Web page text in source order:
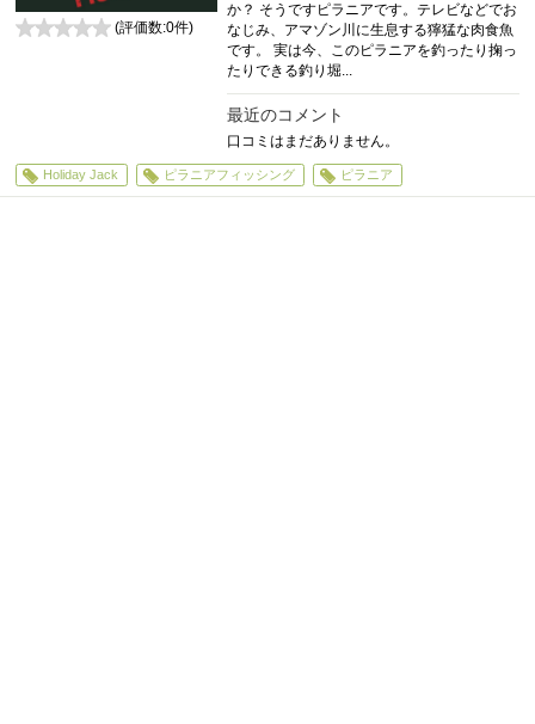
か？ そうですピラニアです。テレビなどでお
なじみ、アマゾン川に生息する獰猛な肉食魚
です。 実は今、このピラニアを釣ったり掬っ
たりできる釣り堀...
最近のコメント
口コミはまだありません。
(評価数:0件)
Holiday Jack ピラニアフィッシング ピラニア